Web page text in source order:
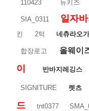
110423
뉴키즈
SIA_0311 일자바
킨
2턱 네츄라오
합장로고 올웨이
이
반바지레깅스
SIGNITURE 렛츠
드
tnt0377